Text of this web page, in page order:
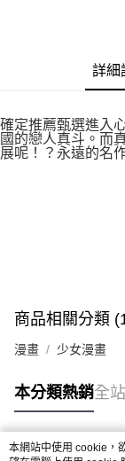
權轉讓予恩沛科技股
２．關於個人資料處
https://aftee.tw/terms/
「AFTEE先享後付」
任。
４．使用「AFTEE先
５．嚴禁一人註冊
付款後7-11取貨
每筆NT$80，滿
宅配
每筆NT$100，滿
詳細
確定推薦甄選進入
國的戀人真斗。而
展呢！？永遠的名
商品相關分類
漫畫 少女漫畫
本分類熱銷全
本網站中使用 cookie，